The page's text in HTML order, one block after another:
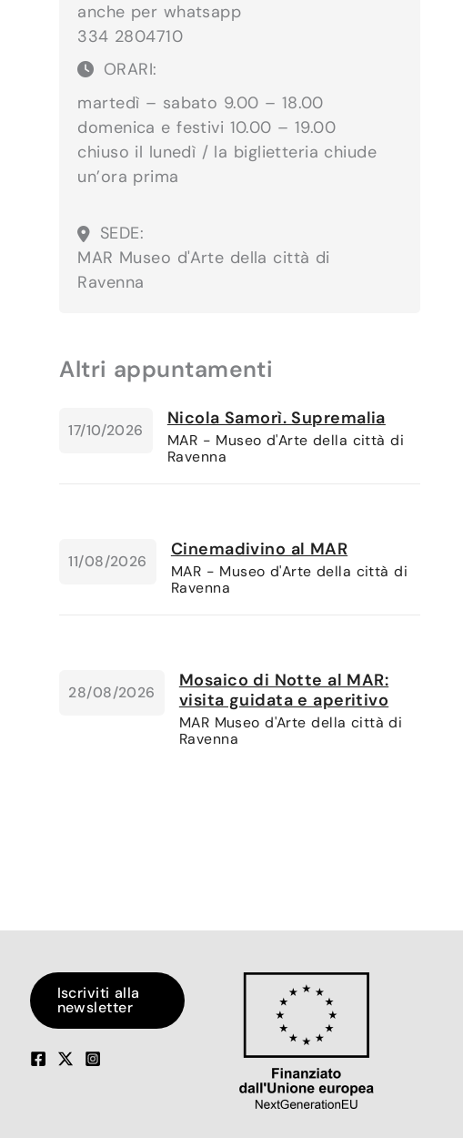
anche per whatsapp
334 2804710
ORARI:
martedì – sabato 9.00 – 18.00
domenica e festivi 10.00 – 19.00
chiuso il lunedì / la biglietteria chiude
un’ora prima
SEDE:
MAR Museo d'Arte della città di
Ravenna
Altri appuntamenti
17/10/2026
Nicola Samorì. Supremalia
MAR - Museo d'Arte della città di
Ravenna
11/08/2026
Cinemadivino al MAR
MAR - Museo d'Arte della città di
Ravenna
28/08/2026
Mosaico di Notte al MAR:
visita guidata e aperitivo
MAR Museo d'Arte della città di
Ravenna
Iscriviti alla
newsletter